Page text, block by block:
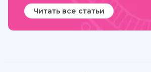
Читать все статьи